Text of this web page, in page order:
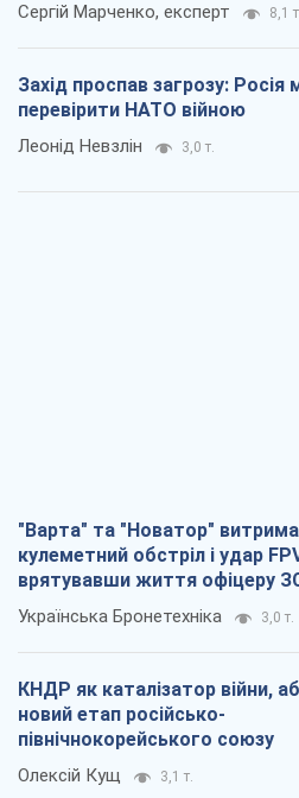
Сергій Марченко, експерт 8,1
Захід проспав загрозу:
перевірити НАТО війною
Леонід Невзлін 3,0 т.
"Варта" та "Новатор"
кулеметний обстріл і удар
врятувавши життя офіцеру
Українська Бронетехніка 3,0 т.
КНДР як каталізатор війни,
новий етап російсько-
північнокорейського союзу
Олексій Кущ 3,1 т.